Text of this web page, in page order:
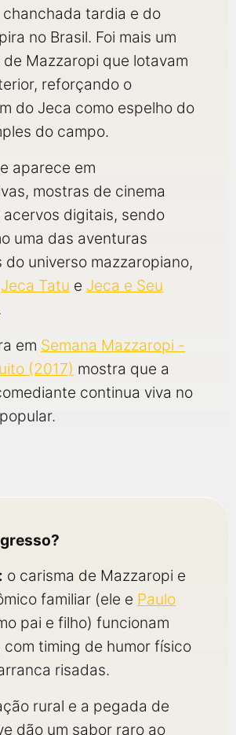
tardia e do
no Brasil. Foi mais um
Mazzaropi que lotavam
reforçando o
do Jeca como espelho do
do campo.
aparece em
mostras de cinema
acervos digitais, sendo
uma das aventuras
universo mazzaropiano,
Jeca Tatu e Jeca e Seu
em Semana Mazzaropi -
(2017) mostra que a
continua viva no
o carisma de Mazzaropi e
familiar (ele e Paulo
pai e filho) funcionam
com timing de humor físico
risadas.
rural e a pegada de
dão um sabor raro ao